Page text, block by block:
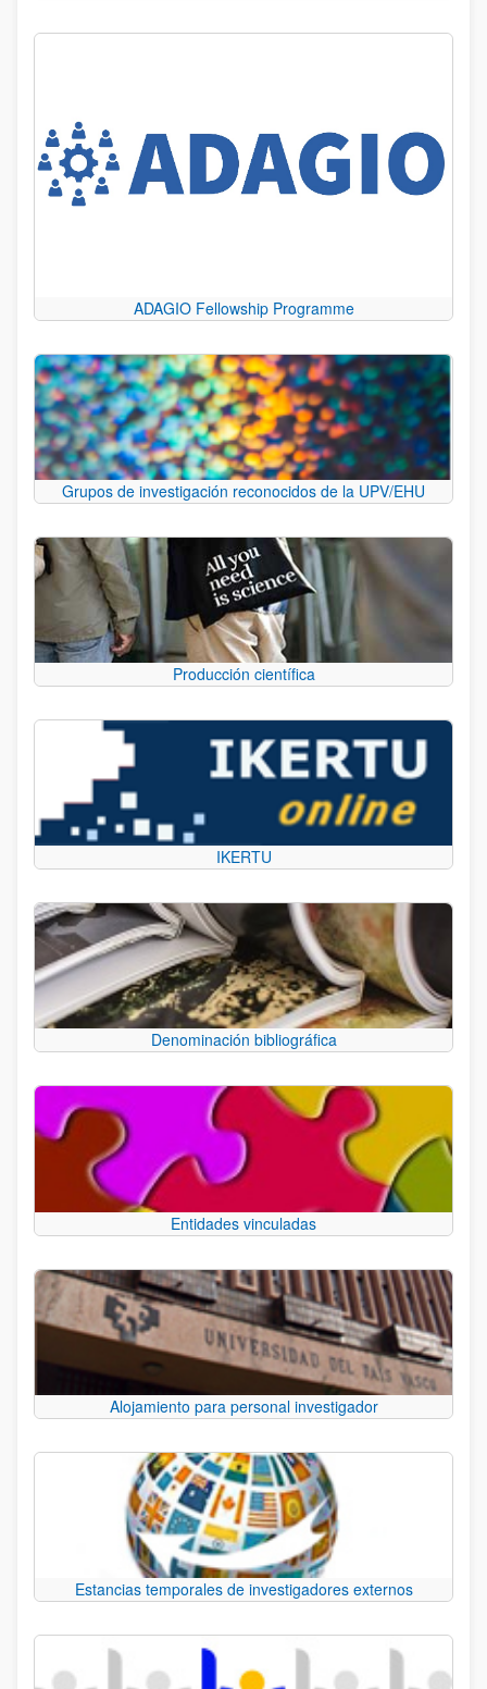
ADAGIO Fellowship Programme
Grupos de investigación reconocidos de la UPV/EHU
Producción científica
IKERTU
Denominación bibliográfica
Entidades vinculadas
Alojamiento para personal investigador
Estancias temporales de investigadores externos